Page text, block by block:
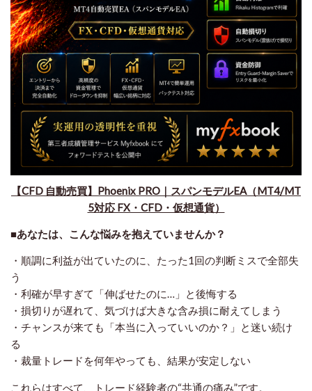
​【CFD 自動売買】Phoenix PRO｜スパンモデルEA（MT4/MT
5対応 FX・CFD・仮想通貨）
■あなたは、こんな悩みを抱えていませんか？
・順調に利益が出ていたのに、たった1回の判断ミスで全部失
う
・利確が早すぎて「伸ばせたのに…」と後悔する
・損切りが遅れて、気づけば大きな含み損に耐えてしまう
・チャンスが来ても「本当に入っていいのか？」と迷い続け
る
・裁量トレードを何年やっても、結果が安定しない
これらはすべて、トレード経験者の“共通の痛み”です。